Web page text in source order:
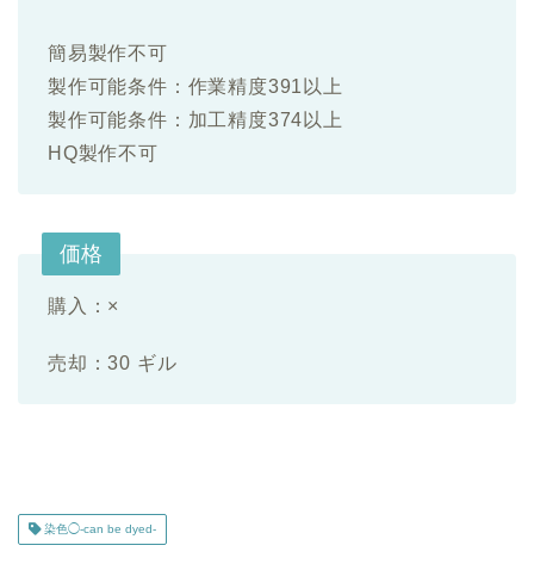
簡易製作不可
製作可能条件：作業精度391以上
製作可能条件：加工精度374以上
HQ製作不可
価格
購入：×
売却：30 ギル
染色◯-can be dyed-